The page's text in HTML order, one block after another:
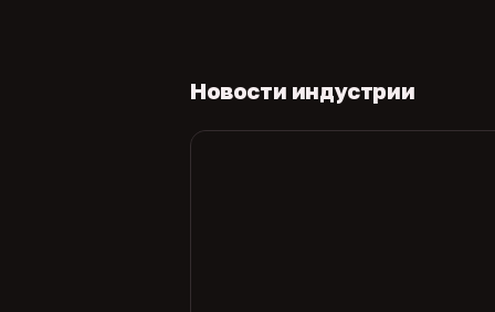
Новости индустрии